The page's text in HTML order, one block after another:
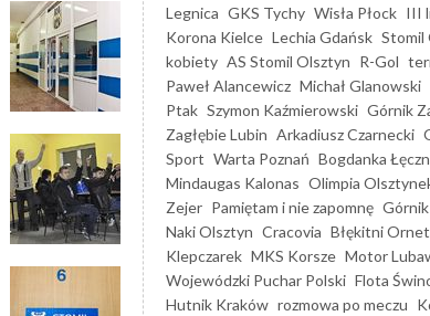
Legnica GKS Tychy Wisła Płock III
Korona Kielce Lechia Gdańsk Stomil
kobiety AS Stomil Olsztyn R-Gol
Paweł Alancewicz Michał Glanowski
Ptak Szymon Kaźmierowski Górnik
Zagłębie Lubin Arkadiusz Czarnecki
Sport Warta Poznań Bogdanka
Mindaugas Kalonas Olimpia
Zejer Pamiętam i nie zapomnę
Naki Olsztyn Cracovia Błękitni
Klepczarek MKS Korsze Motor
Wojewódzki Puchar Polski Flota
Hutnik Kraków rozmowa po meczu